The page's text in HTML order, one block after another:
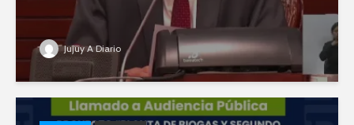
Jujuy A Diario